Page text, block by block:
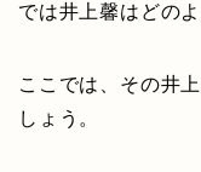
では井上馨はどの
ここでは、その井
しょう。